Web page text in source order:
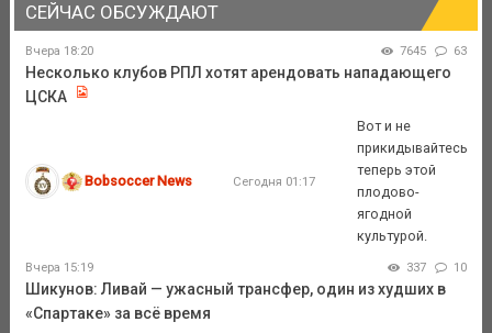
СЕЙЧАС ОБСУЖДАЮТ
Вчера 18:20 7645 63
Несколько клубов РПЛ хотят арендовать нападающего
ЦСКА
Bobsoccer News Сегодня 01:17
Вот и не
прикидывайтесь
теперь этой
плодово-
ягодной
культурой.
Вчера 15:19 337 10
Шикунов: Ливай — ужасный трансфер, один из худших в
«Спартаке» за всё время